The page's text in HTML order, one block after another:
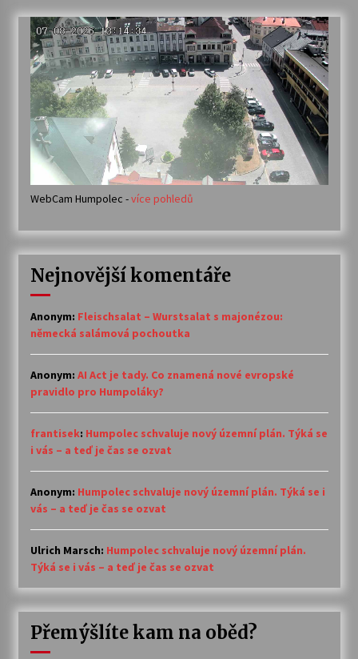
příspěvky
WebCam Humpolec -více pohledů
Nejnovější komentáře
Anonym: Fleischsalat – Wurstsalat s majonézou:
německá salámová pochoutka
Anonym: AI Act je tady. Co znamená nové evropské
pravidlo pro Humpoláky?
frantisek: Humpolec schvaluje nový územní plán. Týká se
i vás – a teď je čas se ozvat
Anonym: Humpolec schvaluje nový územní plán. Týká se i
vás – a teď je čas se ozvat
Ulrich Marsch: Humpolec schvaluje nový územní plán.
Týká se i vás – a teď je čas se ozvat
Přemýšlíte kam na oběd?